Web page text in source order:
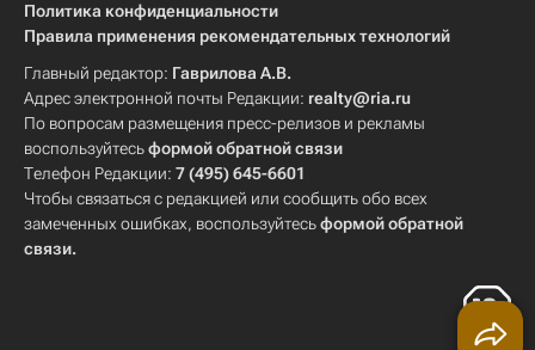
Политика конфиденциальности
Правила применения рекомендательных технологий
Главный редактор: Гаврилова А.В.
Адрес электронной почты Редакции: realty@ria.ru
По вопросам размещения пресс-релизов и рекламы
воспользуйтесьформой обратной связи
Телефон Редакции: 7 (495) 645-6601
Чтобы связаться с редакцией или сообщить обо всех
замеченных ошибках, воспользуйтесьформой обратной
связи.